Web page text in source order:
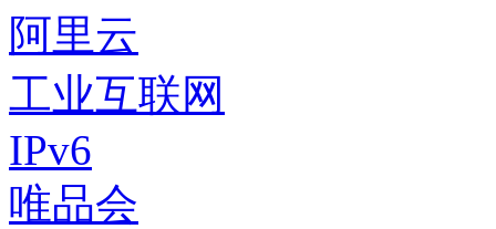
阿里云
工业互联网
IPv6
唯品会